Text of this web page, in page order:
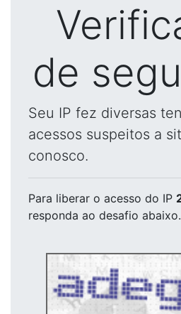
de
Seu IP fez diversas
acessos suspeitos a
conosco.
Para liberar o acesso do IP
responda ao desafio abaixo.